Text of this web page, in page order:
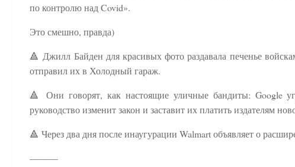
по контролю над Covid».
Это смешно, правда)
🔺 Джилл Байден для красивых фото раздавала печенье
отправил их в Холодный гараж.
🔺 Они говорят, как настоящие уличные бандиты: Google
руководство изменит закон и заставит их платить издателям
🔺 Через два дня после инаугурации Walmart объявляет о
———